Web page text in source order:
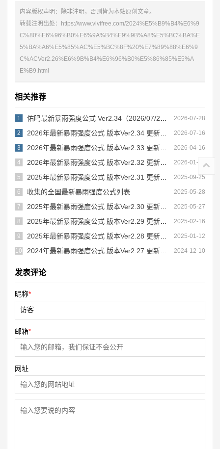
内容版权声明：除非注明，否则皆为本站原创文章。
转载注明出处： https://www.vivifree.com/2024%E5%B9%B4%E6%9
C%80%E6%96%B0%E6%9A%B4%E9%9B%A8%E5%BC%BA%E
5%BA%A6%E5%85%AC%E5%BC%8F%20%E7%89%88%E6%9
C%ACVer2.26%E6%9B%B4%E6%96%B0%E5%86%85%E5%A
E%B9.html
相关推荐
2026-07-28
1 佑鸣最新暴雨强度公式 Ver2.34（2026/07/28更新）
2026-07-16
2 2026年最新暴雨强度公式 版本Ver2.34 更新内容
2026-04-16
3 2026年最新暴雨强度公式 版本Ver2.33 更新内容
2026-01-12
4 2026年最新暴雨强度公式 版本Ver2.32 更新内容
2025-09-25
5 2025年最新暴雨强度公式 版本Ver2.31 更新内容
2025-05-28
6 收集的全国最新暴雨强度公式列表
2025-05-27
7 2025年最新暴雨强度公式 版本Ver2.30 更新内容
2025-02-16
8 2025年最新暴雨强度公式 版本Ver2.29 更新内容
2025-01-12
9 2025年最新暴雨强度公式 版本Ver2.28 更新内容
2024-12-10
10 2024年最新暴雨强度公式 版本Ver2.27 更新内容
发表评论
昵称*
邮箱*
网址